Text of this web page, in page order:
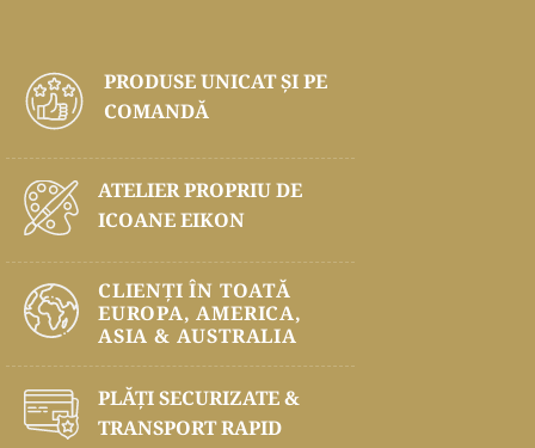
PRODUSE UNICAT ŞI PE
COMANDĂ
ATELIER PROPRIU DE
ICOANE EIKON
CLIENȚI ÎN TOATĂ
EUROPA, AMERICA,
ASIA & AUSTRALIA
PLĂŢI SECURIZATE &
TRANSPORT RAPID